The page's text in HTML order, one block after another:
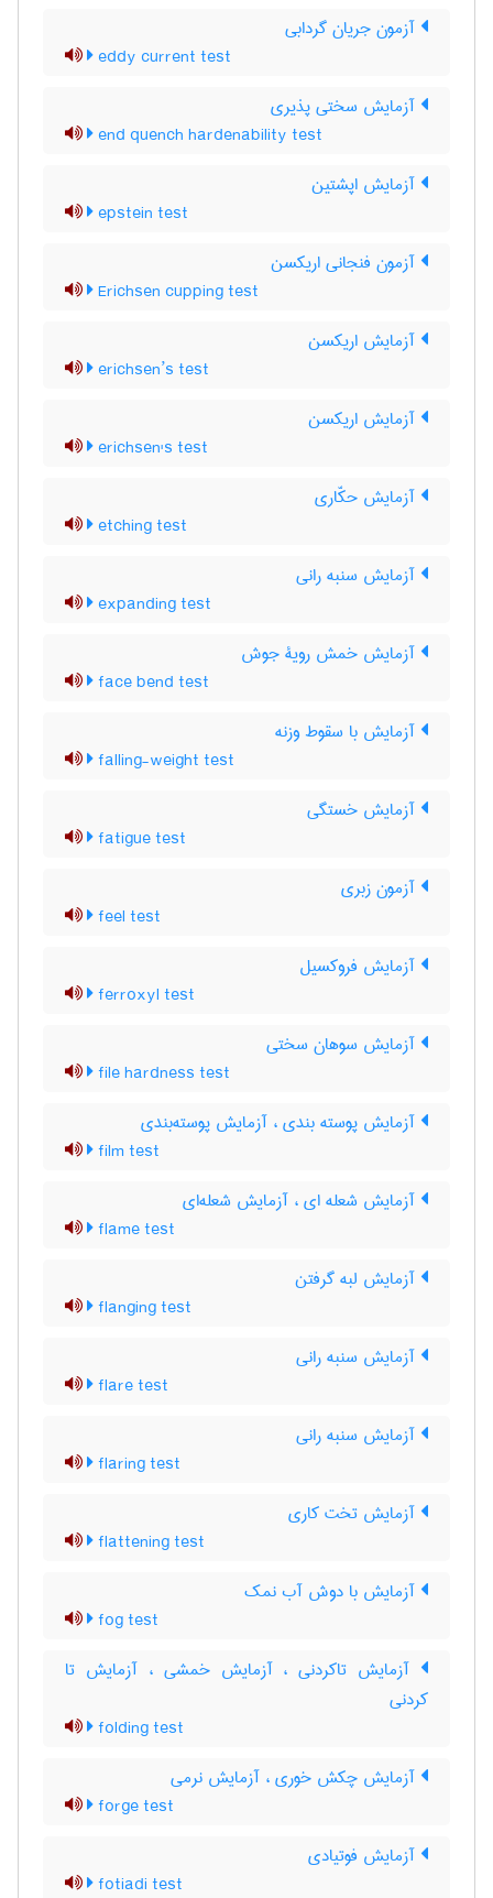
آزمون جریان گردابی
eddy current test
آزمایش سختی پذیری
end quench hardenability test
آزمایش اپشتین
epstein test
آزمون فنجانی اریکسن
Erichsen cupping test
آزمایش اریکسن
erichsen’s test
آزمایش اریکسن
erichsen's test
آزمایش حکّاری
etching test
آزمایش سنبه رانی
expanding test
آزمایش خمش رویۀ جوش
face bend test
آزمایش با سقوط وزنه
falling-weight test
آزمایش خستگی
fatigue test
آزمون زبری
feel test
آزمایش فروکسیل
ferroxyl test
آزمایش سوهان سختی
file hardness test
آزمایش پوسته بندی ، آزمایش پوسته‌بندی
film test
آزمایش شعله ای ، آزمایش شعله‌ای
flame test
آزمایش لبه گرفتن
flanging test
آزمایش سنبه رانی
flare test
آزمایش سنبه رانی
flaring test
آزمایش تخت کاری
flattening test
آزمایش با دوش آب نمک
fog test
آزمایش تاکردنی ، آزمایش خمشی ، آزمایش تا
کردنی
folding test
آزمایش چکش خوری ، آزمایش نرمی
forge test
آزمایش فوتیادی
fotiadi test